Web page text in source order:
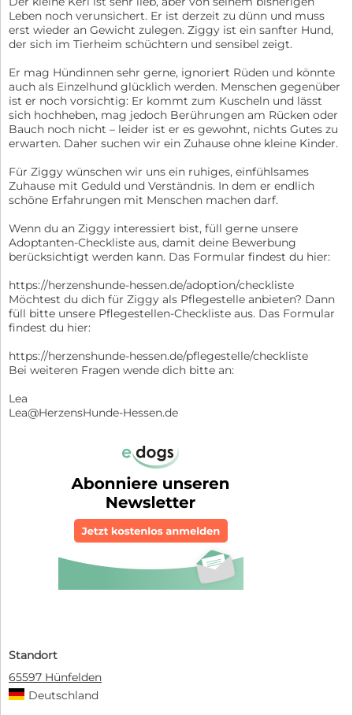
Leben noch verunsichert. Er ist derzeit zu dünn und muss
erst wieder an Gewicht zulegen. Ziggy ist ein sanfter Hund,
der sich im Tierheim schüchtern und sensibel zeigt.
Er mag Hündinnen sehr gerne, ignoriert Rüden und könnte
auch als Einzelhund glücklich werden. Menschen gegenüber
ist er noch vorsichtig: Er kommt zum Kuscheln und lässt
sich hochheben, mag jedoch Berührungen am Rücken oder
Bauch noch nicht – leider ist er es gewohnt, nichts Gutes zu
erwarten. Daher suchen wir ein Zuhause ohne kleine Kinder.
Für Ziggy wünschen wir uns ein ruhiges, einfühlsames
Zuhause mit Geduld und Verständnis. In dem er endlich
schöne Erfahrungen mit Menschen machen darf.
Wenn du an Ziggy interessiert bist, füll gerne unsere
Adoptanten-Checkliste aus, damit deine Bewerbung
berücksichtigt werden kann. Das Formular findest du hier:
https://herzenshunde-hessen.de/adoption/checkliste
Möchtest du dich für Ziggy als Pflegestelle anbieten? Dann
füll bitte unsere Pflegestellen-Checkliste aus. Das Formular
findest du hier:
https://herzenshunde-hessen.de/pflegestelle/checkliste
Bei weiteren Fragen wende dich bitte an:
Lea
Lea@HerzensHunde-Hessen.de
Standort
65597 Hünfelden
Deutschland